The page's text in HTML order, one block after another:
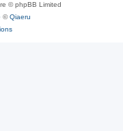
© phpBB Limited
©Qiaeru